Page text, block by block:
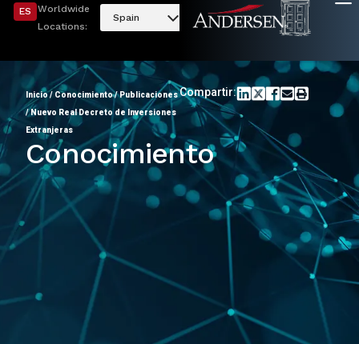
ES
Worldwide
Locations:
Spain
Inicio/ Conocimiento/Publicaciones
/Nuevo Real Decreto de Inversiones
Extranjeras
Compartir:
Conocimiento